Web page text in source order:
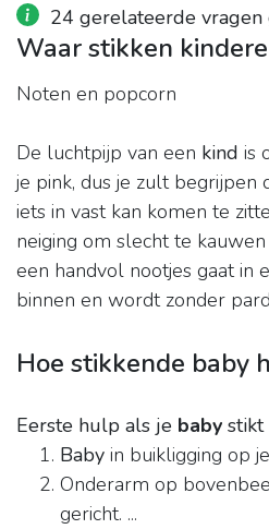
24 gerelateerde vragen
Waar stikken
Noten en popcorn
De luchtpijp van een kind is
je pink, dus je zult begrijpen
iets in vast kan komen te
neiging om slecht te
een handvol nootjes gaat in
binnen en wordt zonder
Hoe stikkende baby
Eerste hulp als je baby stikt
Baby in buikligging op
Onderarm op
gericht. ...